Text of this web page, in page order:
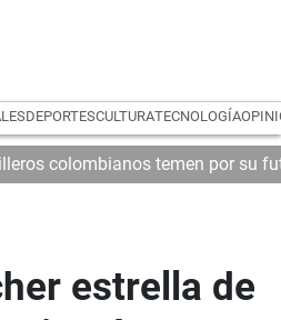
DEPORTESCULTURATECNOLOGÍA
colombianos temen por su
estrella de